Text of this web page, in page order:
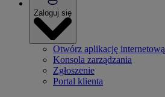
Zaloguj się
Otwórz aplikację internetową
Konsola zarządzania
Zgłoszenie
Portal klienta